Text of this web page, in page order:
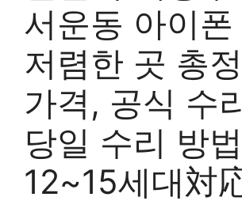
서운동 아이폰
저렴한 곳 총정
가격, 공식 수
당일 수리 방
12~15세대対